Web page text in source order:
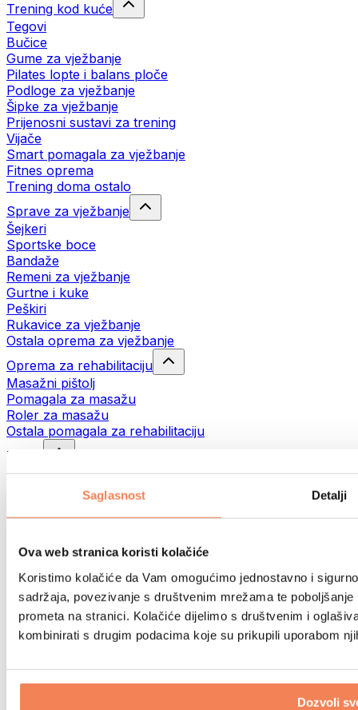
Saglasnost Detalji
Ova web stranica koristi kolačiće
Koristimo kolačiće da Vam omogućimo jednostavno i
sadržaja, povezivanje s društvenim mrežama te
prometa na stranici. Kolačiće dijelimo s društvenim i
kombinirati s drugim podacima koje su prikupili uporabom
Dozvoli
Trening kod kuće
Tegovi
Bučice
Gume za vježbanje
Pilates lopte i balans ploče
Podloge za vježbanje
Šipke za vježbanje
Prijenosni sustavi za trening
Vijače
Smart pomagala za vježbanje
Fitnes oprema
Trening doma ostalo
Sprave za vježbanje
Šejkeri
Sportske boce
Bandaže
Remeni za vježbanje
Gurtne i kuke
Peškiri
Rukavice za vježbanje
Ostala oprema za vježbanje
Oprema za rehabilitaciju
Masažni pištolj
Pomagala za masažu
Roler za masažu
Ostala pomagala za rehabilitaciju
Torbe
Torbe za hranu
Sportske torbe
Trčanje
Biciklizam
Joga i pilates
Kupanje hladnom vodom
Plivanje
Planinarenje
Biohacking
Terapija crvenim svjetlom